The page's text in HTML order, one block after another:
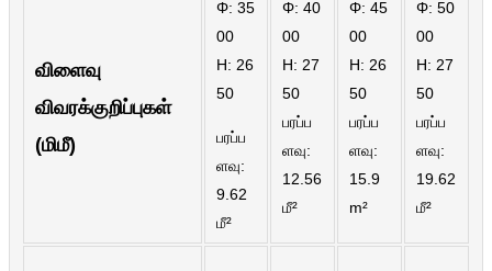
Slovenčina
Точики
Қазақ Тілі
விளைவு
விவரக்குறிப்புகள்
(மிமீ)
Φ: 35
00
H: 26
50
பரப்ப
ளவு:
9.62
மீ²
Φ: 40
00
H: 27
50
பரப்ப
ளவு:
12.56
மீ²
Φ: 45
00
H: 26
50
பரப்ப
ளவு:
15.9
m²
Φ: 50
00
H: 27
50
பரப்ப
ளவு:
19.62
மீ²